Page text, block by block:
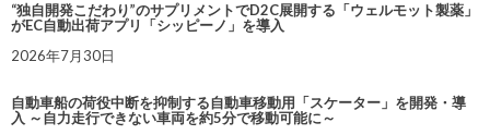
“独自開発こだわり”のサプリメントでD2C展開する「ウェルモット製薬」
がEC自動出荷アプリ「シッピーノ」を導入
2026年7月30日
自動車船の荷役中断を抑制する自動車移動用「スケーター」を開発・導
入 ～自力走行できない車両を約5分で移動可能に～